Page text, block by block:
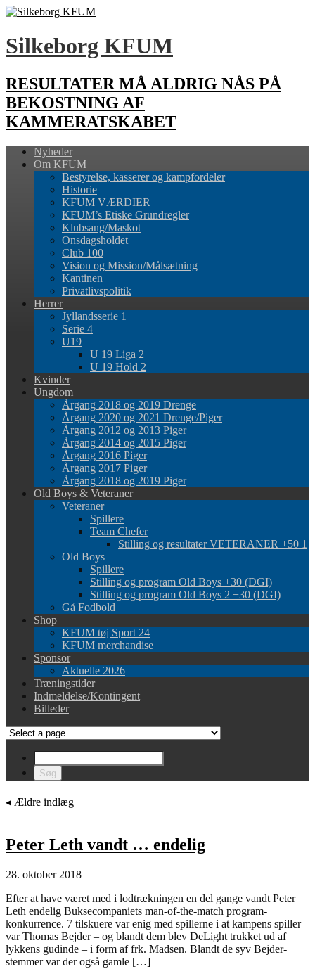
Silkeborg KFUM
RESULTATER MÅ ALDRIG NÅS PÅ
BEKOSTNING AF
KAMMERATSKABET
Nyheder
Om KFUM
Bestyrelse, kasserer og kampfordeler
Historie
KFUM VÆRDIER
KFUM’s Etiske Grundregler
Klubsang/Maskot
Onsdagsholdet
Club 100
Vision og Mission/Målsætning
Kantinen
Privatlivspolitik
Herrer
Jyllandsserie 1
Serie 4
U19
U 19 Liga 2
U 19 Hold 2
Kvinder
Ungdom
Årgang 2018 og 2019 Drenge
Årgang 2020 og 2021 Drenge/Piger
Årgang 2012 og 2013 Piger
Årgang 2014 og 2015 Piger
Årgang 2016 Piger
Årgang 2017 Piger
Årgang 2018 og 2019 Piger
Old Boys & Veteraner
Veteraner
Spillere
Team Chefer
Stilling og resultater VETERANER +50 1
Old Boys
Spillere
Stilling og program Old Boys +30 (DGI)
Stilling og program Old Boys 2 +30 (DGI)
Gå Fodbold
Shop
KFUM tøj Sport 24
KFUM merchandise
Sponsor
Aktuelle 2026
Træningstider
Indmeldelse/Kontingent
Billeder
◂ Ældre indlæg
Peter Leth vandt … endelig
28. oktober 2018
Efter at have været med i lodtrækningen en del gange vandt Peter
Leth endelig Buksecompaniets man-of-the-match program-
konkurrence. 7 tilskuere var enig med spillerne i at kampens spiller
var Thomas Bejder – og blandt dem blev DeLight trukket ud af
lykkens gudinde – i form af frk. Madsen. Blandt de syv Bejder-
stemmer var der også gamle […]